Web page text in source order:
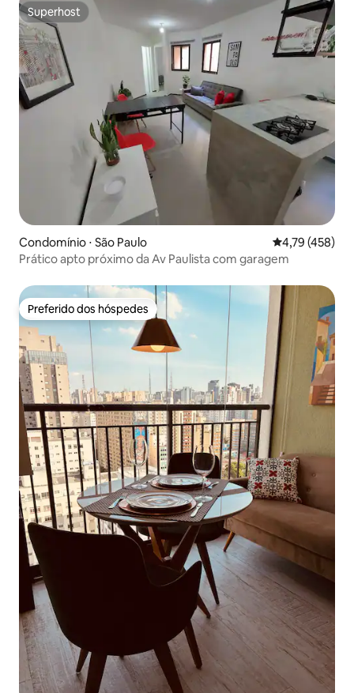
Superhost
Superhost
Condomínio ⋅ São Paulo 4,79 de uma
4,79 (458)
Prático apto próximo da Av Paulista com garagem
Preferido dos hóspedes
Preferido dos hóspedes